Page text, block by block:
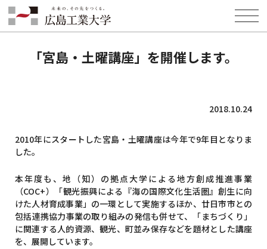
HOME INFORMATION
「宮島・土曜講座」を開催します。
「宮島・土曜講座」を開催します。
2018.10.24
2010年にスタートした宮島・土曜講座は今年で9年目となりま
した。
本年度も、地（知）の拠点大学による地方創成推進事業
（COC+）「観光振興による『海の国際文化生活圏』創生に向
けた人材育成事業」の一環として実施するほか、廿日市市との
包括連携協力事業の取り組みの発信も併せて、「まちづくり」
に関連する人的資源、観光、町並み保存などを題材とした講座
を、展開しています。